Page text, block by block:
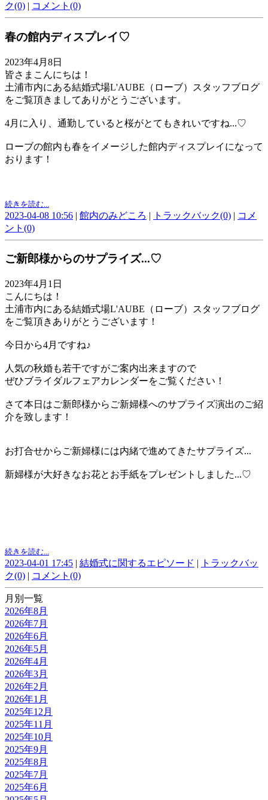
ク(0) | コメント(0)
春の館内ディスプレイ♡
2023年4月8日
皆さまこんにちは！
土浦市内にある結婚式場L'AUBE（ローブ）スタッフブログ
をご覧頂きましてありがとうございます。
4月に入り、通勤していると桜がとてもきれいですね...♡
ローブの館内も春をイメージした館内ディスプレイになって
おります！
続きを読む...
2023-04-08 10:56 | 館内のみどころ | トラックバック(0) | コメ
ント(0)
ご新郎様からのサプライズ...♡
2023年4月1日
こんにちは！
土浦市内にある結婚式場L'AUBE（ローブ）スタッフブログ
をご覧頂きありがとうございます！
今日から4月ですね♪
人気の秋婚も若干ですがご案内出来ますので
ぜひブライダルフェアカレンダーをご覧ください！
さて本日はご新郎様からご新婦様へのサプライズ演出のご紹
介を致します！
お打合せからご新婦様には内緒で進めてきたサプライズ...
新婦様が大好きなお花とお手紙をプレゼントしました...♡
続きを読む...
2023-04-01 17:45 | 結婚式に関するエピソード |
トラックバッ
ク(0) | コメント(0)
月別一覧
2026年8月
2026年7月
2026年6月
2026年5月
2026年4月
2026年3月
2026年2月
2026年1月
2025年12月
2025年11月
2025年10月
2025年9月
2025年8月
2025年7月
2025年6月